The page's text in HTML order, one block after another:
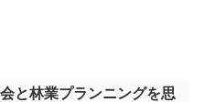
と林業プランニングを思